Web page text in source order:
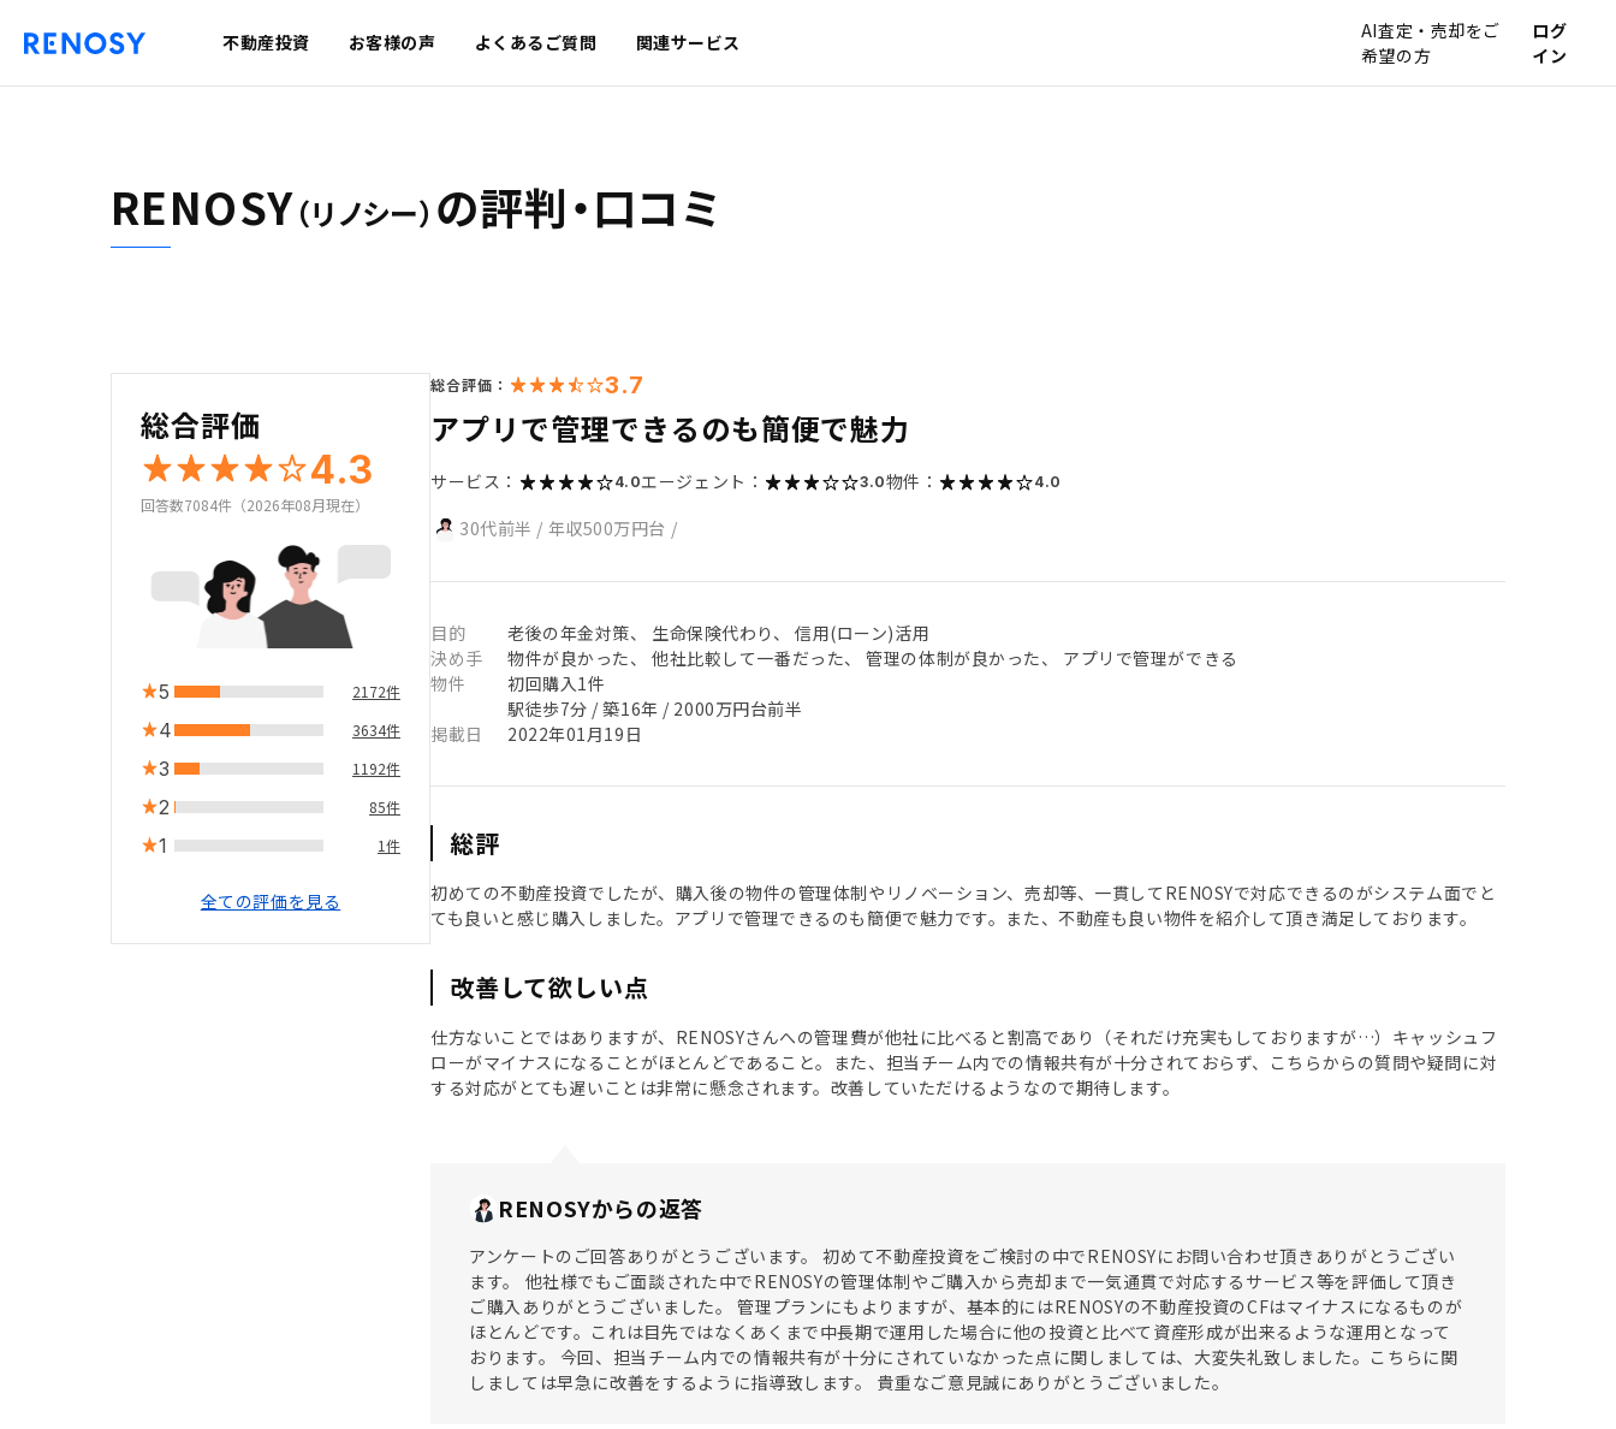
不動産投資 お客様の声 よくあるご質問 関連サービス
AI査定・売却をご
希望の方
ログ
イン
RENOSY（リノシー） の評判・口コミ
総合評価
4.3
回答数7084件（2026年08月現在）
5 2172件
4 3634件
3 1192件
2 85件
1 1件
全ての評価を見る
総合評価： 3.7
アプリで管理できるのも簡便で魅力
サービス： 4.0エージェント： 3.0物件： 4.0
30代前半 / 年収500万円台 /
目的
老後の年金対策、 生命保険代わり、 信用(ローン)活用
決め手
物件が良かった、 他社比較して一番だった、 管理の体制が良かった、 アプリで管理ができる
物件
初回購入1件
駅徒歩7分 / 築16年 / 2000万円台前半
掲載日
2022年01月19日
総評
初めての不動産投資でしたが、購入後の物件の管理体制やリノベーション、売却等、一貫してRENOSYで対応できるのがシステム面でと
ても良いと感じ購入しました。アプリで管理できるのも簡便で魅力です。また、不動産も良い物件を紹介して頂き満足しております。
改善して欲しい点
仕方ないことではありますが、RENOSYさんへの管理費が他社に比べると割高であり（それだけ充実もしておりますが…）キャッシュフ
ローがマイナスになることがほとんどであること。また、担当チーム内での情報共有が十分されておらず、こちらからの質問や疑問に対
する対応がとても遅いことは非常に懸念されます。改善していただけるようなので期待します。
RENOSYからの返答
アンケートのご回答ありがとうございます。 初めて不動産投資をご検討の中でRENOSYにお問い合わせ頂きありがとうござい
ます。 他社様でもご面談された中でRENOSYの管理体制やご購入から売却まで一気通貫で対応するサービス等を評価して頂き
ご購入ありがとうございました。 管理プランにもよりますが、基本的にはRENOSYの不動産投資のCFはマイナスになるものが
ほとんどです。これは目先ではなくあくまで中長期で運用した場合に他の投資と比べて資産形成が出来るような運用となって
おります。 今回、担当チーム内での情報共有が十分にされていなかった点に関しましては、大変失礼致しました。こちらに関
しましては早急に改善をするように指導致します。 貴重なご意見誠にありがとうございました。